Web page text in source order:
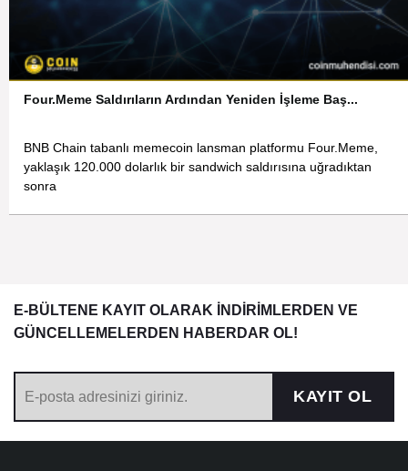
Four.Meme Saldırıların Ardından Yeniden İşleme Baş...
BNB Chain tabanlı memecoin lansman platformu Four.Meme,
yaklaşık 120.000 dolarlık bir sandwich saldırısına uğradıktan
sonra
E-BÜLTENE KAYIT OLARAK İNDİRİMLERDEN VE
GÜNCELLEMELERDEN HABERDAR OL!
KAYIT OL